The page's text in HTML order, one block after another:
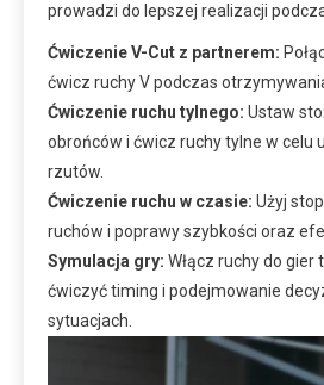
prowadzi do lepszej realizacji
Ćwiczenie V-Cut z partnerem:
ćwicz ruchy V podczas
Ćwiczenie ruchu tylnego: Ustaw
obrońców i ćwicz ruchy tylne w celu
rzutów.
Ćwiczenie ruchu w czasie: Użyj
ruchów i poprawy szybkości oraz
Symulacja gry: Włącz ruchy do gier
ćwiczyć timing i podejmowanie
sytuacjach.